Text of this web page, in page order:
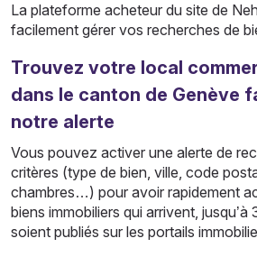
La plateforme acheteur du site de
facilement gérer vos recherches de
Trouvez votre local
dans le canton de Genève
notre alerte
Vous pouvez activer une alerte de
critères (type de bien, ville, code
chambres…) pour avoir rapidement
biens immobiliers qui arrivent, jusqu’à
soient publiés sur les portails